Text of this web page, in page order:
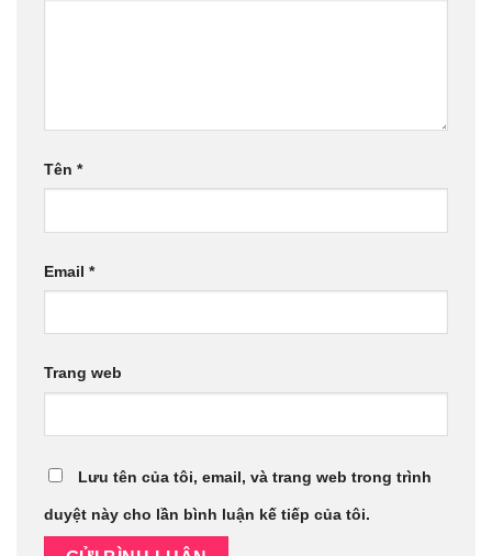
Tên *
Email *
Trang web
Lưu tên của tôi, email, và trang web trong trình
duyệt này cho lần bình luận kế tiếp của tôi.